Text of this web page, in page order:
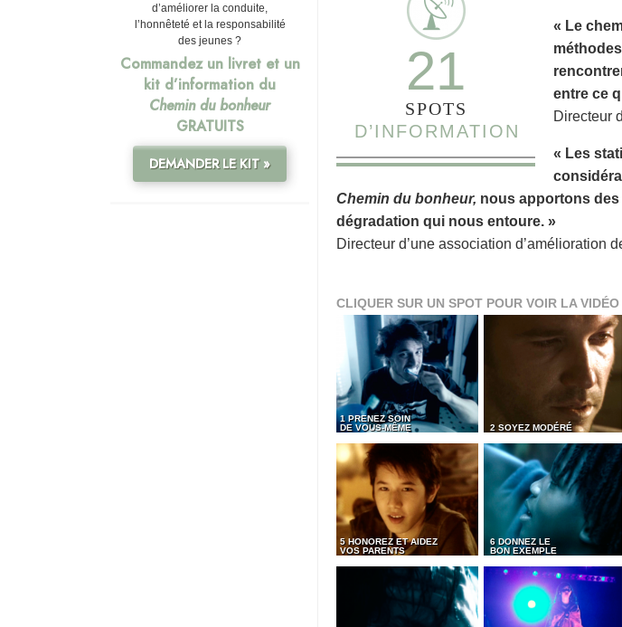
21
SPOTS
D’INFORMATION
« Le
entre ce
Directeur
« Les
Chemin du bonheur, nous apportons
dégradation qui nous entoure. »
Directeur d’une association d’amélioration
CLIQUER SUR UN SPOT POUR VOIR LA VIDÉO
1 PRENEZ SOIN
DE VOUS-MÊME
2 SOYEZ MODÉRÉ
5 HONOREZ ET AIDEZ
VOS PARENTS
6 DONNEZ LE
BON EXEMPLE
d’améliorer la conduite,
l’honnêteté et la responsabilité
des jeunes ?
Commandez un livret et un
kit d’information du
Chemin du bonheur
GRATUITS
DEMANDER LE KIT »